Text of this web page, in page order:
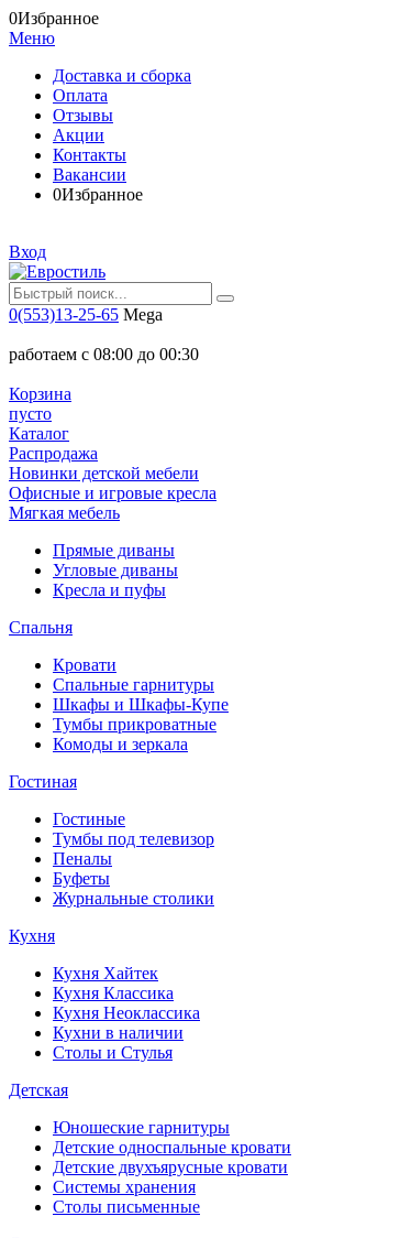
0Избранное
Меню
Доставка и сборка
Оплата
Отзывы
Акции
Контакты
Вакансии
0Избранное
Вход
0(553)13-25-65 Mega
работаем с 08:00 до 00:30
Корзина
пусто
Каталог
Распродажа
Новинки детской мебели
Офисные и игровые кресла
Мягкая мебель
Прямые диваны
Угловые диваны
Кресла и пуфы
Спальня
Кровати
Спальные гарнитуры
Шкафы и Шкафы-Купе
Тумбы прикроватные
Комоды и зеркала
Гостиная
Гостиные
Тумбы под телевизор
Пеналы
Буфеты
Журнальные столики
Кухня
Кухня Хайтек
Кухня Классика
Кухня Неоклассика
Кухни в наличии
Столы и Стулья
Детская
Юношеские гарнитуры
Детские односпальные кровати
Детские двухъярусные кровати
Системы хранения
Столы письменные